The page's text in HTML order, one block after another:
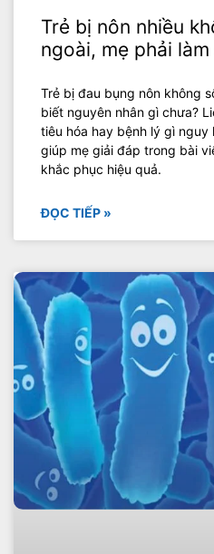
Trẻ bị nôn nhiều
ngoài, mẹ phải làm
Trẻ bị đau bụng nôn không
biết nguyên nhân gì chưa?
tiêu hóa hay bệnh lý gì nguy
giúp mẹ giải đáp trong bài
khắc phục hiệu quả.
ĐỌC TIẾP »